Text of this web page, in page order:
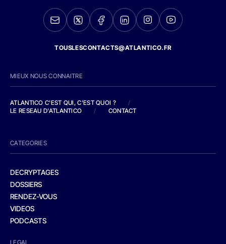
TOUSLESCONTACTS@ATLANTICO.FR
MIEUX NOUS CONNAITRE
ATLANTICO C'EST QUI, C'EST QUOI ?
/
LE RESEAU D'ATLANTICO
/ CONTACT
CATEGORIES
DECRYPTAGES
DOSSIERS
RENDEZ-VOUS
VIDEOS
PODCASTS
LEGAL